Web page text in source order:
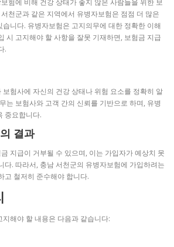
천군과 같은 지역에서 유병자보험은 점점 더 많은
니다. 유병자보험은 고지의무에 대한 정확한 이해
시 고지해야 할 사항을 잘못 기재하면, 보험금 지급
.
험사에 자신의 건강 상태나 위험 요소를 정확히 알
는 보험사와 고객 간의 신뢰를 기반으로 하며, 유병
중요합니다.
결과
지급이 거부될 수 있으며, 이는 가입자가 예상치 못
다. 따라서, 충남 서천군의 유병자보험에 가입하려는
고 철저히 준수해야 합니다.
해야 할 내용은 다음과 같습니다: